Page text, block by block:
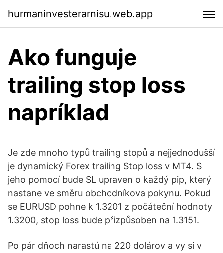
hurmaninvesterarnisu.web.app
Ako funguje
trailing stop loss
napríklad
Je zde mnoho typů trailing stopů a nejjednodušší
je dynamický Forex trailing Stop loss v MT4. S
jeho pomocí bude SL upraven o každý pip, který
nastane ve směru obchodníkova pokynu. Pokud
se EURUSD pohne k 1.3201 z počáteční hodnoty
1.3200, stop loss bude přizpůsoben na 1.3151.
Po pár dňoch narastú na 220 dolárov a vy si v